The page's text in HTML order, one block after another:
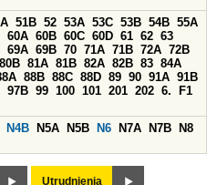
51B 52 53A 53C 53B 54B 55A
60A 60B 60C 60D 61 62 63
69A 69B 70 71A 71B 72A 72B
80B 81A 81B 82A 82B 83 84A
88B 88C 88D 89 90 91A 91B
97B 99 100 101 201 202 6.
F1
N4B N5A N5B N6 N7A N7B
N8
Utrudnienia